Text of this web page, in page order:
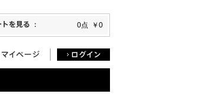
0点 ￥0